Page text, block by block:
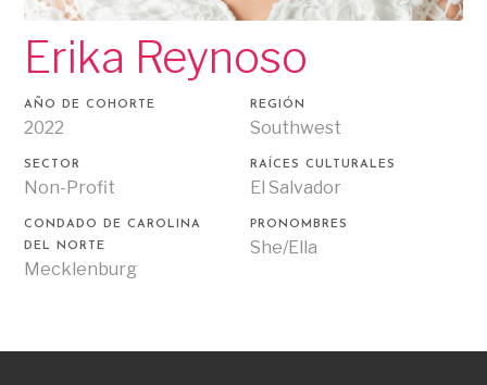
Erika Reynoso
AÑO DE COHORTE
2022
REGIÓN
Southwest
SECTOR
Non-Profit
RAÍCES CULTURALES
El Salvador
CONDADO DE CAROLINA
DEL NORTE
Mecklenburg
PRONOMBRES
She/Ella